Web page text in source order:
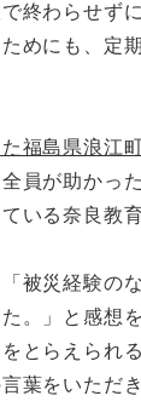
終わらせず
にも、定
福島県浪江
員が助かっ
いる奈良教
被災経験の
。」と感想
とらえられ
葉をいただき